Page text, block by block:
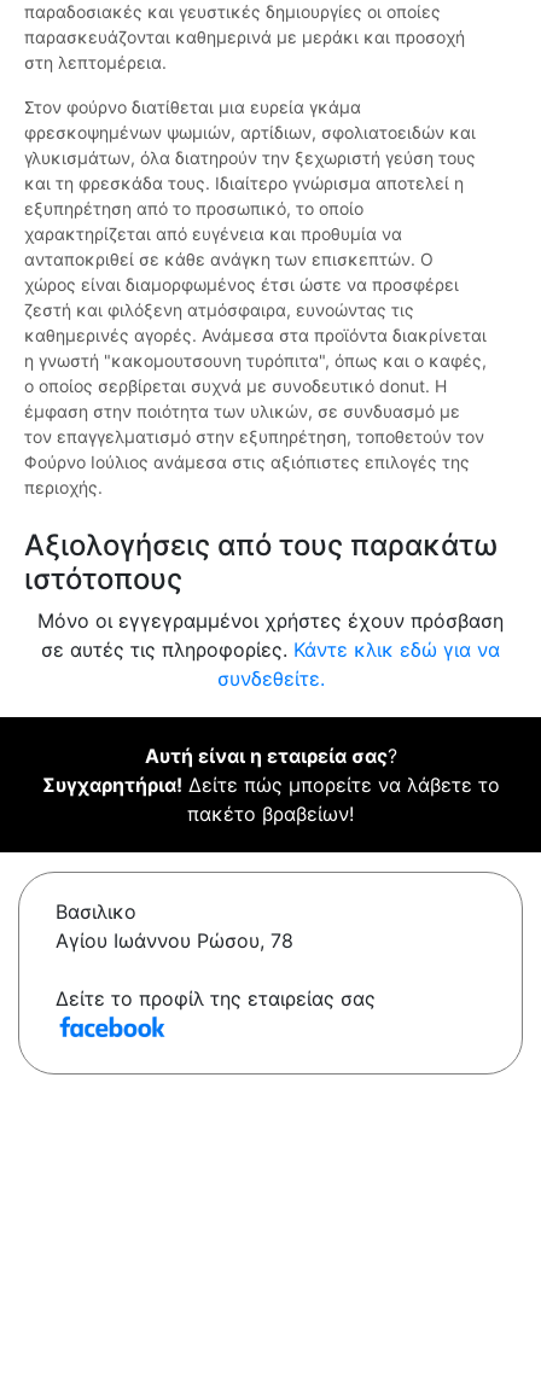
παραδοσιακές και γευστικές δημιουργίες οι οποίες
παρασκευάζονται καθημερινά με μεράκι και προσοχή
στη λεπτομέρεια.
Στον φούρνο διατίθεται μια ευρεία γκάμα
φρεσκοψημένων ψωμιών, αρτίδιων, σφολιατοειδών και
γλυκισμάτων, όλα διατηρούν την ξεχωριστή γεύση τους
και τη φρεσκάδα τους. Ιδιαίτερο γνώρισμα αποτελεί η
εξυπηρέτηση από το προσωπικό, το οποίο
χαρακτηρίζεται από ευγένεια και προθυμία να
ανταποκριθεί σε κάθε ανάγκη των επισκεπτών. Ο
χώρος είναι διαμορφωμένος έτσι ώστε να προσφέρει
ζεστή και φιλόξενη ατμόσφαιρα, ευνοώντας τις
καθημερινές αγορές. Ανάμεσα στα προϊόντα διακρίνεται
η γνωστή "κακομουτσουνη τυρόπιτα", όπως και ο καφές,
ο οποίος σερβίρεται συχνά με συνοδευτικό donut. Η
έμφαση στην ποιότητα των υλικών, σε συνδυασμό με
τον επαγγελματισμό στην εξυπηρέτηση, τοποθετούν τον
Φούρνο Ιούλιος ανάμεσα στις αξιόπιστες επιλογές της
περιοχής.
Αξιολογήσεις από τους παρακάτω
ιστότοπους
Μόνο οι εγγεγραμμένοι χρήστες έχουν πρόσβαση
σε αυτές τις πληροφορίες. Κάντε κλικ εδώ για να
συνδεθείτε.
Αυτή είναι η εταιρεία σας?
Συγχαρητήρια! Δείτε πώς μπορείτε να λάβετε το
πακέτο βραβείων!
Βασιλικο
Αγίου Ιωάννου Ρώσου, 78
Δείτε το προφίλ της εταιρείας σας